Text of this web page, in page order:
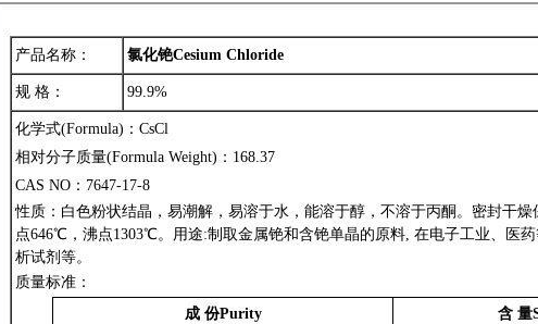
产品名称： 氯化铯Cesium Chloride
规 格： 99.9%
化学式(Formula) ： CsCl
相对分子质量(Formula Weight) ： 168.37
CAS NO： 7647-17-8
性质：白色粉状结晶，易潮解，易溶于水，能溶于醇，不溶于丙酮。密封干燥
点646℃，沸点1303℃。用途:制取金属铯和含铯单晶的原料, 在电子工业、医
析试剂等。
质量标准：
成 份Purity 含 量